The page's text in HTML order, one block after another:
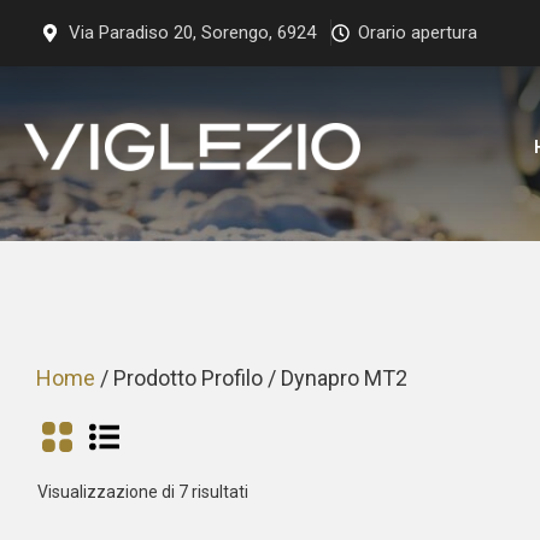
Via Paradiso 20, Sorengo, 6924 Orario apertura
Home / Prodotto Profilo / Dynapro MT2
Visualizzazione di 7 risultati